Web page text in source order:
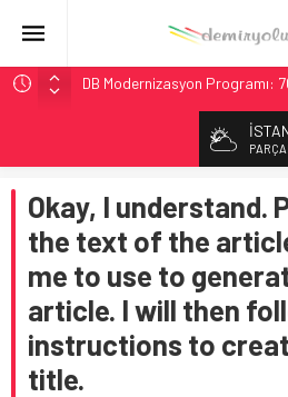
DB Modernizasyon Programı:
GB Railfreight İngiltere’de
İngiltere Demiryolunda Tarihi
Resmen Başladı
Malezya Havayolları, TGV ile
Ukrayna’da Yolcu Trenine İHA
Okay, I understand.
the text of the
me to use to
article. I will then
instructions to
title.